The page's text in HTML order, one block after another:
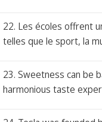
22. Les écoles offrent
telles que le sport, la
23. Sweetness can be
harmonious taste